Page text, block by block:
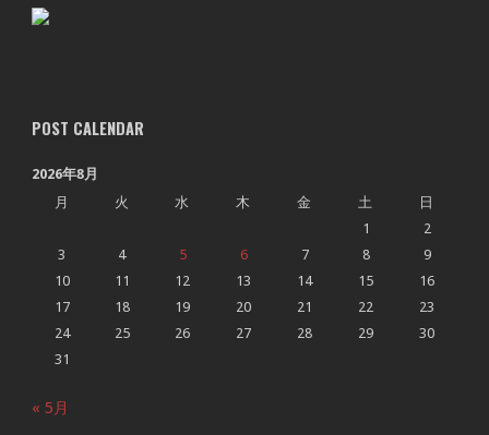
POST CALENDAR
2026年8月
月
火 水 木 金 土
日
1
2
3
4 5 6 7 8
9
10
11 12 13 14 15
16
17
18 19 20 21 22
23
24
25 26 27 28 29
30
31
« 5月